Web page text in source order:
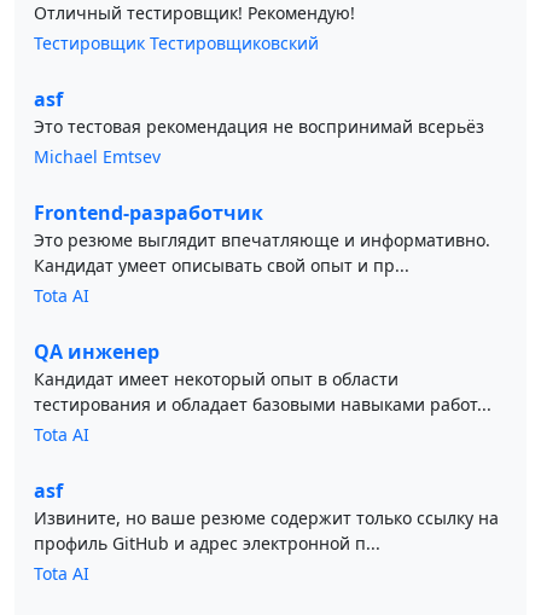
Отличный тестировщик! Рекомендую!
Тестировщик Тестировщиковский
asf
Это тестовая рекомендация не воспринимай всерьёз
Michael Emtsev
Frontend-разработчик
Это резюме выглядит впечатляюще и информативно.
Кандидат умеет описывать свой опыт и пр...
Tota AI
QA инженер
Кандидат имеет некоторый опыт в области
тестирования и обладает базовыми навыками работ...
Tota AI
asf
Извините, но ваше резюме содержит только ссылку на
профиль GitHub и адрес электронной п...
Tota AI